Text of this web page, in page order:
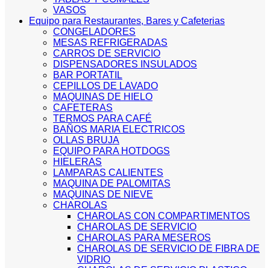
VASOS
Equipo para Restaurantes, Bares y Cafeterias
CONGELADORES
MESAS REFRIGERADAS
CARROS DE SERVICIO
DISPENSADORES INSULADOS
BAR PORTATIL
CEPILLOS DE LAVADO
MAQUINAS DE HIELO
CAFETERAS
TERMOS PARA CAFÉ
BAÑOS MARIA ELECTRICOS
OLLAS BRUJA
EQUIPO PARA HOTDOGS
HIELERAS
LAMPARAS CALIENTES
MAQUINA DE PALOMITAS
MAQUINAS DE NIEVE
CHAROLAS
CHAROLAS CON COMPARTIMENTOS
CHAROLAS DE SERVICIO
CHAROLAS PARA MESEROS
CHAROLAS DE SERVICIO DE FIBRA DE
VIDRIO